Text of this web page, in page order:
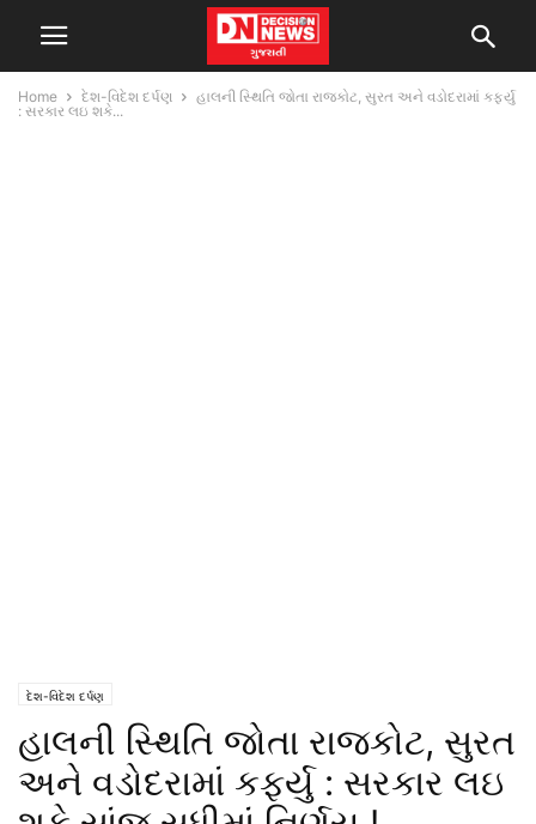
Home દેશ-વિદેશ દર્પણ
હાલની સ્થિતિ જોતા રાજકોટ, સુરત અને વડોદરામાં કર્ફ્યુ
: સરકાર લઇ શકે...
દેશ-વિદેશ દર્પણ
હાલની સ્થિતિ જોતા રાજકોટ, સુરત
અને વડોદરામાં કર્ફ્યુ : સરકાર લઇ